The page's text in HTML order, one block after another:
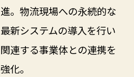
進。物流現場への永続的な
最新システムの導入を行い
関連する事業体との連携を
強化。